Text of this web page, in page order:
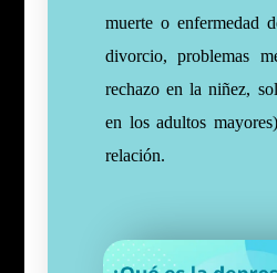
muerte o enfermedad
divorcio, problemas
rechazo en la niñez,
en los adultos
relación.